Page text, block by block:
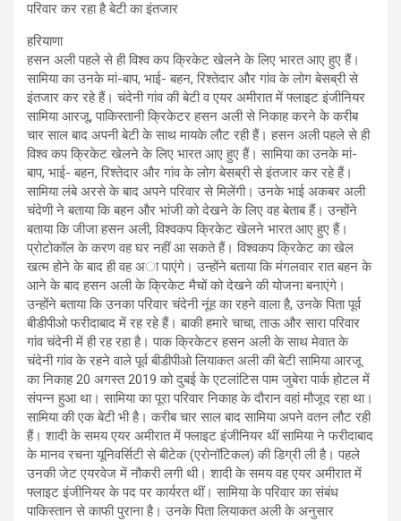
परिवार कर रहा है बेटी का इंतजार
हरियाणा
हसन अली पहले से ही विश्व कप क्रिकेट खेलने के लिए भारत आए हुए हैं।
सामिया का उनके मां-बाप, भाई- बहन, रिश्तेदार और गांव के लोग बेसब्री से
इंतजार कर रहे हैं। चंदेनी गांव की बेटी व एयर अमीरात में फ्लाइट इंजीनियर
सामिया आरजू, पाकिस्तानी क्रिकेटर हसन अली से निकाह करने के करीब
चार साल बाद अपनी बेटी के साथ मायके लौट रही हैं। हसन अली पहले से ही
विश्व कप क्रिकेट खेलने के लिए भारत आए हुए हैं। सामिया का उनके मां-
बाप, भाई- बहन, रिश्तेदार और गांव के लोग बेसब्री से इंतजार कर रहे हैं।
सामिया लंबे अरसे के बाद अपने परिवार से मिलेंगी। उनके भाई अकबर अली
चंदेणी ने बताया कि बहन और भांजी को देखने के लिए वह बेताब हैं। उन्होंने
बताया कि जीजा हसन अली, विश्वकप क्रिकेट खेलने भारत आए हुए हैं।
प्रोटोकॉल के करण वह घर नहीं आ सकते हैं। विश्वकप क्रिकेट का खेल
खत्म होने के बाद ही वह अा पाएंगे। उन्होंने बताया कि मंगलवार रात बहन के
आने के बाद हसन अली के क्रिकेट मैचों को देखने की योजना बनाएंगे।
उन्होंने बताया कि उनका परिवार चंदेनी नूंह का रहने वाला है, उनके पिता पूर्व
बीडीपीओ फरीदाबाद में रह रहे हैं। बाकी हमारे चाचा, ताऊ और सारा परिवार
गांव चंदेनी में ही रह रहा है। पाक क्रिकेटर हसन अली के साथ मेवात के
चंदेनी गांव के रहने वाले पूर्व बीडीपीओ लियाकत अली की बेटी सामिया आरजू
का निकाह 20 अगस्त 2019 को दुबई के एटलांटिस पाम जुबेरा पार्क होटल में
संपन्न हुआ था। सामिया का पूरा परिवार निकाह के दौरान वहां मौजूद रहा था।
सामिया की एक बेटी भी है। करीब चार साल बाद सामिया अपने वतन लौट रही
हैं। शादी के समय एयर अमीरात में फ्लाइट इंजीनियर थीं सामिया ने फरीदाबाद
के मानव रचना यूनिवर्सिटी से बीटेक (एरोनॉटिकल) की डिग्री ली है। पहले
उनकी जेट एयरवेज में नौकरी लगी थी। शादी के समय वह एयर अमीरात में
फ्लाइट इंजीनियर के पद पर कार्यरत थीं। सामिया के परिवार का संबंध
पाकिस्तान से काफी पुराना है। उनके पिता लियाकत अली के अनुसार